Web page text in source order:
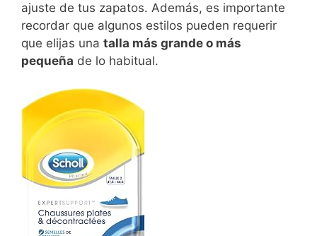
ajuste de tus zapatos. Además, es importante
recordar que algunos estilos pueden requerir
que elijas una talla más grande o más
pequeña de lo habitual.